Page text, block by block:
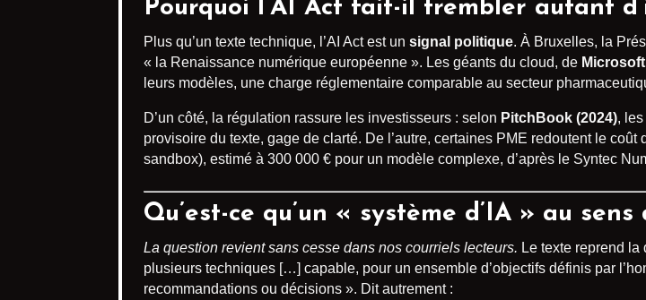
Pourquoi l’AI Act fait-il trembler autant
Plus qu’un texte technique, l’AI Act est un signal politique. À Bruxelles, la
« la Renaissance numérique européenne ». Les géants du cloud, de Microsoft
leurs modèles, une charge réglementaire comparable au secteur
D’un côté, la régulation rassure les investisseurs : selon PitchBook (2024),
provisoire du texte, gage de clarté. De l’autre, certaines PME redoutent le coût
sandbox), estimé à 300 000 € pour un modèle complexe, d’après le Syntec
Qu’est-ce qu’un « système d’IA » au
La question revient sans cesse dans nos courriels lecteurs. Le texte reprend la
plusieurs techniques […] capable, pour un ensemble d’objectifs définis par
recommandations ou décisions ». Dit autrement :